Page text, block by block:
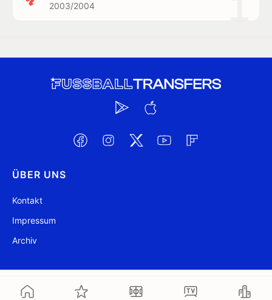
2003/2004
ÜBER UNS
Kontakt
Impressum
Archiv